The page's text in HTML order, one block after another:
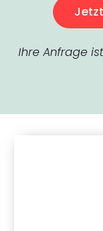
Ihre Anfrage